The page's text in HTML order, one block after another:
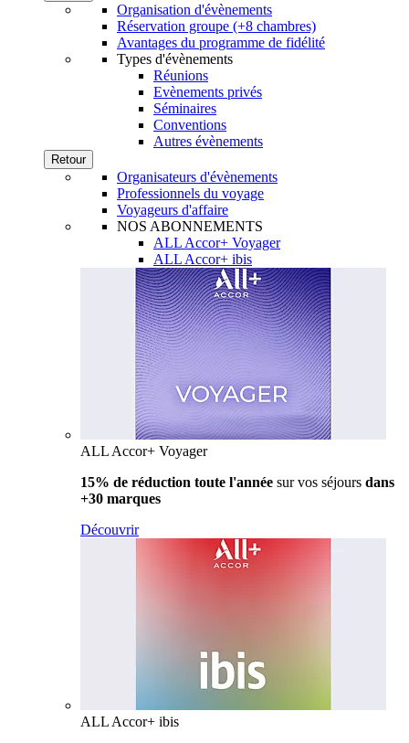
Organisation d'évènements
Réservation groupe (+8 chambres)
Avantages du programme de fidélité
Types d'évènements
Réunions
Evènements privés
Séminaires
Conventions
Autres évènements
Retour
Organisateurs d'évènements
Professionnels du voyage
Voyageurs d'affaire
NOS ABONNEMENTS
ALL Accor+ Voyager
ALL Accor+ ibis
ALL Accor+ Voyager
15% de réduction toute l'année sur vos séjours dans
+30 marques
Découvrir
ALL Accor+ ibis